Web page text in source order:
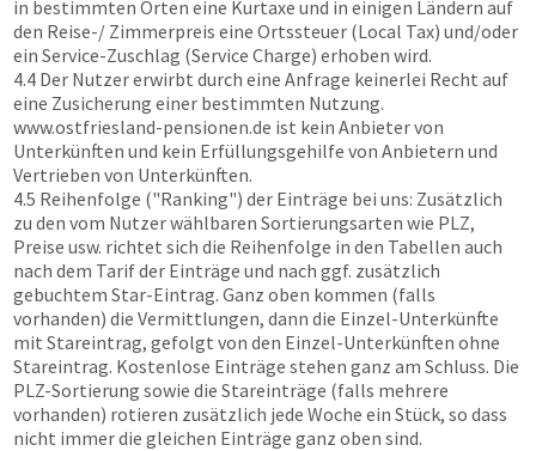
in bestimmten Orten eine Kurtaxe und in einigen Ländern auf
den Reise-/ Zimmerpreis eine Ortssteuer (Local Tax) und/oder
ein Service-Zuschlag (Service Charge) erhoben wird.
4.4 Der Nutzer erwirbt durch eine Anfrage keinerlei Recht auf
eine Zusicherung einer bestimmten Nutzung.
www.ostfriesland-pensionen.de ist kein Anbieter von
Unterkünften und kein Erfüllungsgehilfe von Anbietern und
Vertrieben von Unterkünften.
4.5 Reihenfolge ("Ranking") der Einträge bei uns: Zusätzlich
zu den vom Nutzer wählbaren Sortierungsarten wie PLZ,
Preise usw. richtet sich die Reihenfolge in den Tabellen auch
nach dem Tarif der Einträge und nach ggf. zusätzlich
gebuchtem Star-Eintrag. Ganz oben kommen (falls
vorhanden) die Vermittlungen, dann die Einzel-Unterkünfte
mit Stareintrag, gefolgt von den Einzel-Unterkünften ohne
Stareintrag. Kostenlose Einträge stehen ganz am Schluss. Die
PLZ-Sortierung sowie die Stareinträge (falls mehrere
vorhanden) rotieren zusätzlich jede Woche ein Stück, so dass
nicht immer die gleichen Einträge ganz oben sind.